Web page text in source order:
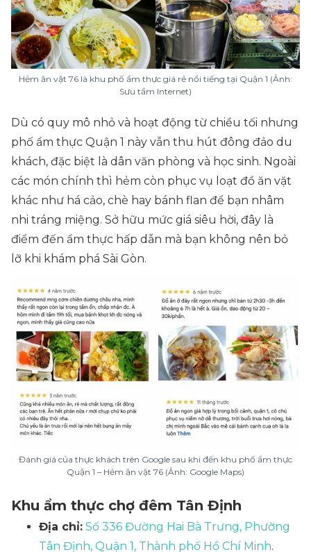
Hẻm ăn vặt 76 là khu phố ẩm thực giá rẻ nổi tiếng tại Quận 1 (Ảnh:
Sưu tầm Internet)
Dù có quy mô nhỏ và hoạt động từ chiều tối nhưng
phố ẩm thực Quận 1 này vẫn thu hút đông đảo du
khách, đặc biệt là dân văn phòng và học sinh. Ngoài
các món chính thì hẻm còn phục vụ loạt đồ ăn vặt
khác như há cảo, chè hay bánh flan để bạn nhâm
nhi tráng miệng. Sở hữu mức giá siêu hời, đây là
điểm đến ẩm thực hấp dẫn mà bạn không nên bỏ
lỡ khi khám phá Sài Gòn.
Đánh giá của thực khách trên Google sau khi đến khu phố ẩm thực
Quận 1 – Hẻm ăn vặt 76 (Ảnh: Google Maps)
Khu ẩm thực chợ đêm Tân Định
Địa chỉ: Số 336 Đường Hai Bà Trưng, Phường
Tân Định, Quận 1, Thành phố Hồ Chí Minh.